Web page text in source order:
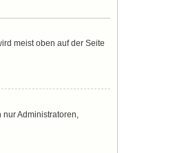
meist oben auf der Seite
Administratoren,